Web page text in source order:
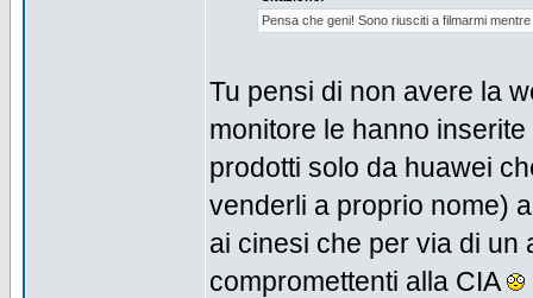
Pensa che geni! Sono riusciti a filmarmi
Tu pensi di non avere la
monitore le hanno
prodotti solo da huawei
venderli a proprio nome)
ai cinesi che per via di un
compromettenti alla CIA